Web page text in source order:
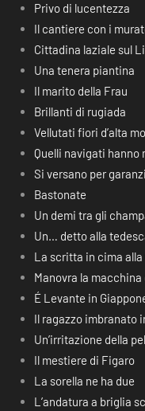
Privo di lucentezza
Il cantiere con i
Cittadina laziale sul
Una tenera piantina
Il marito della Frau
Brillanti di rugiada
Vellutati fiori d’alta
Quelli navigati hanno
Si versano per
Bastonate
Un demi tra gli
Un… detto alla
La scritta in cima alla
Manovra la macchina
É Levante in
Il ragazzo imbranato
Un’irritazione della
Il mestiere di Figaro
La sorella ne ha due
L’andatura a briglia